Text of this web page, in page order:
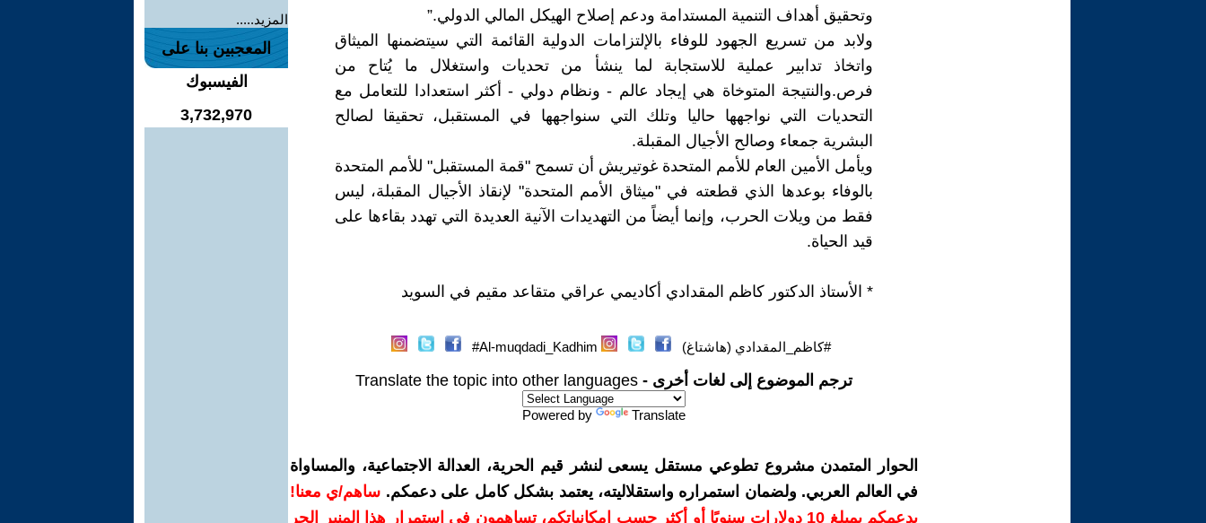
وتحقيق أهداف التنمية المستدامة ودعم إصلاح الهيكل المالي الدولي.”
ولابد من تسريع الجهود للوفاء بالإلتزامات الدولية القائمة التي سيتضمنها الميثاق
واتخاذ تدابير عملية للاستجابة لما ينشأ من تحديات واستغلال ما يُتاح من
فرص.والنتيجة المتوخاة هي إيجاد عالم - ونظام دولي - أكثر استعدادا للتعامل مع
التحديات التي نواجهها حاليا وتلك التي سنواجهها في المستقبل، تحقيقا لصالح
البشرية جمعاء وصالح الأجيال المقبلة.
ويأمل الأمين العام للأمم المتحدة غوتيريش أن تسمح "قمة المستقبل" للأمم المتحدة
بالوفاء بوعدها الذي قطعته في "ميثاق الأمم المتحدة" لإنقاذ الأجيال المقبلة، ليس
فقط من ويلات الحرب، وإنما أيضاً من التهديدات الآنية العديدة التي تهدد بقاءها على
قيد الحياة.
* الأستاذ الدكتور كاظم المقدادي أكاديمي عراقي متقاعد مقيم في السويد
#كاظم_المقدادي (هاشتاغ) Al-muqdadi_Kadhim#
ترجم الموضوع إلى لغات أخرى - Translate the topic into other languages
Powered by Translate
الحوار المتمدن مشروع تطوعي مستقل يسعى لنشر قيم الحرية، العدالة الاجتماعية، والمساواة
في العالم العربي. ولضمان استمراره واستقلاليته، يعتمد بشكل كامل على دعمكم. ساهم/ي معنا!
بدعمكم بمبلغ 10 دولارات سنويًا أو أكثر حسب إمكانياتكم، تساهمون في استمرار هذا المنبر الحر
المزيد.....
المعجبين بنا على
الفيسبوك
3,732,970